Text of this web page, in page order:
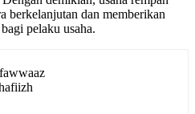
berkelanjutan dan memberikan
pelaku usaha.